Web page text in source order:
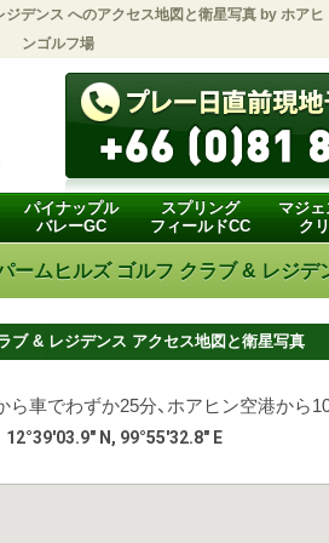
ジデンス へのアクセス地図と衛星写真 by ホアヒ
ンゴルフ場
パイナップル
バレーGC
スプリング
フィールドCC
マジェ
ク
ームヒルズ ゴルフ クラブ & レジデ
ブ & レジデンス アクセス地図と衛星写真
ら車でわずか25分、ホアヒン空港から
12°39'03.9" N, 99°55'32.8" E